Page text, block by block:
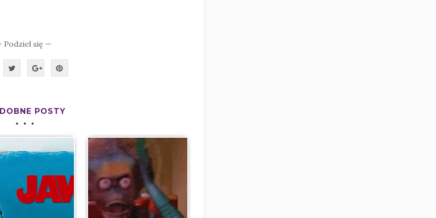
Podziel się —
POSTY